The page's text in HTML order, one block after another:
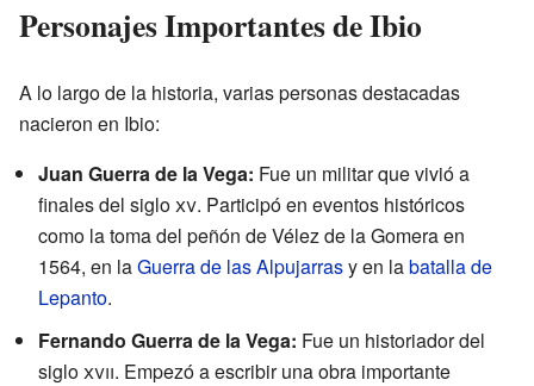
Personajes Importantes de Ibio
A lo largo de la historia, varias personas destacadas
nacieron en Ibio:
Juan Guerra de la Vega: Fue un militar que vivió a
finales del sigloxv. Participó en eventos históricos
como la toma del peñón de Vélez de la Gomera en
1564, en laGuerra de las Alpujarrasy en labatalla de
Lepanto.
Fernando Guerra de la Vega: Fue un historiador del
sigloxvii. Empezó a escribir una obra importante